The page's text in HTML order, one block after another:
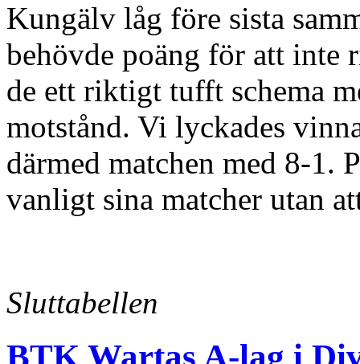
Kungälv låg före sista
behövde poäng för att inte
de ett riktigt tufft schema
motstånd. Vi lyckades
därmed matchen med 8-1.
vanligt sina matcher utan
Sluttabellen
BTK Wartas A-lag i